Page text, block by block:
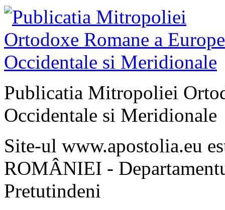
Publicatia Mitropoliei
Occidentale si Meridionale
Site-ul www.apostolia.eu
ROMÂNIEI -
Pretutindeni